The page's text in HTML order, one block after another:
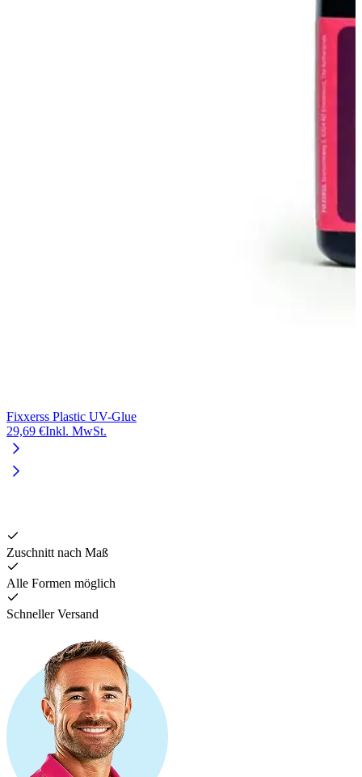
Fixxerss Plastic UV-Glue
29,69 €Inkl. MwSt.
Zuschnitt nach Maß
Alle Formen möglich
Schneller Versand